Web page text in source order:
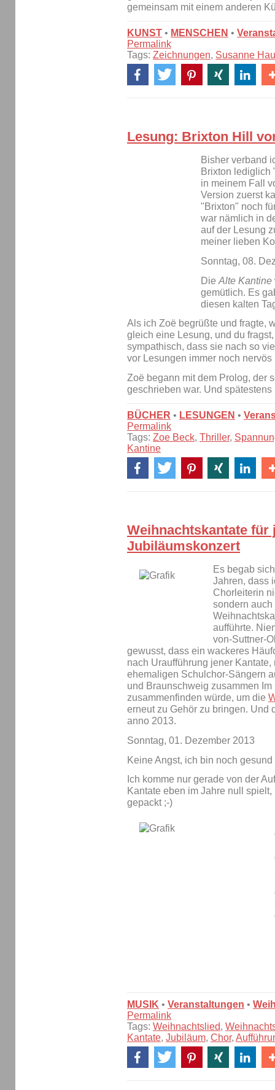
gemeinsam mit einem anderen
KUNST • MENSCHEN •
Permalink
Tags: Zeichnungen, Susanne
Lesung: Brixton Hill
Bisher verband
Brixton lediglich
in meinem Fall
Version zuerst
"Brixton" noch
war nämlich in
auf der Lesung
meiner lieben
Sonntag, 08.
Die Alte Kantine
gemütlich. Es
diesen kalten
Als ich Zoë begrüßte und fragte,
gleich eine Lesung, und du
sympathisch, dass sie nach so
vor Lesungen immer noch nervös
Zoë begann mit dem Prolog, der
geschrieben war. Und
BÜCHER • LESUNGEN •
Permalink
Tags: Zoe Beck, Thriller,
Kantine
Weihnachtskantate für
Jubiläumskonzert
Es begab
Jahren, dass
Chorleiterin
sondern
aufführte.
von-Suttner-
gewusst, dass ein wackeres
nach Uraufführung jener
ehemaligen Schulchor-Sängern
und Braunschweig zusammen
zusammenfinden würde, um die
erneut zu Gehör zu bringen. Und
anno 2013.
Sonntag, 01. Dezember 2013
Keine Angst, ich bin noch gesund
Ich komme nur gerade von der
Kantate eben im Jahre null
gepackt ;-)
MUSIK • Veranstaltungen •
Permalink
Tags: Weihnachtslied,
Kantate, Jubiläum, Chor,